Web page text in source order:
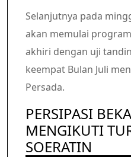
Selanjutnya pada
akan memulai
akhiri dengan uji
keempat Bulan Juli
Persada.
PERSIPASI
MENGIKUTI
SOERATIN